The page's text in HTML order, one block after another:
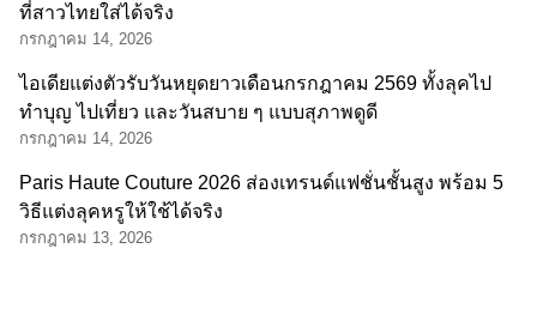
ที่สาวไทยใส่ได้จริง
กรกฎาคม 14, 2026
ไอเดียแต่งตัวรับวันหยุดยาวเดือนกรกฎาคม 2569 ทั้งลุคไป
ทำบุญ ไปเที่ยว และวันสบาย ๆ แบบสุภาพดูดี
กรกฎาคม 14, 2026
Paris Haute Couture 2026 ส่องเทรนด์แฟชั่นชั้นสูง พร้อม 5
วิธีแต่งลุคหรูให้ใช้ได้จริง
กรกฎาคม 13, 2026